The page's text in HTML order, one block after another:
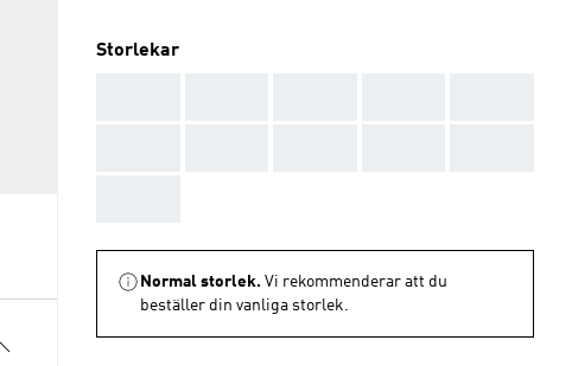
Storlekar
Normal storlek. Vi rekommenderar att du
beställer din vanliga storlek.